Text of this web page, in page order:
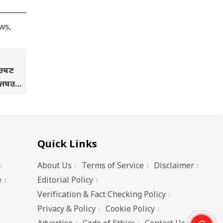
Quick Links
About Us Terms of Service
Disclaimer
Editorial Policy
Verification & Fact Checking Policy
Privacy & Policy
Cookie Policy